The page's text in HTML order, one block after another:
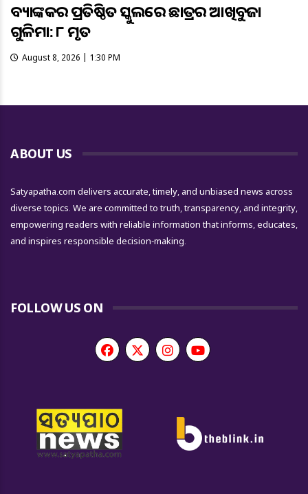
ବ୍ୟାଙ୍କକର ପ୍ରତିଷ୍ଠିତ ସ୍କୁଲରେ ଛାତ୍ରର ଆଖିବୁଜା
ଗୁଳିମାଡ଼: ୮ ମୃତ
August 8, 2026 | 1:30 PM
ABOUT US
Satyapatha.com delivers accurate, timely, and unbiased news across
diverse topics. We are committed to truth, transparency, and integrity,
empowering readers with reliable information that informs, educates,
and inspires responsible decision-making.
FOLLOW US ON